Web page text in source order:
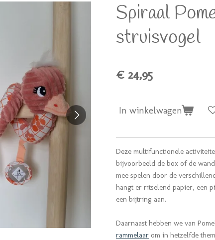
Spiraal
struisvogel
€ 24,95
In winkelwagen
Deze multifunctionele
bijvoorbeeld de box of de
mee spelen door de
hangt er ritselend papier, een
een bijtring aan.
Daarnaast hebben we van
rammelaar om in hetzelfde